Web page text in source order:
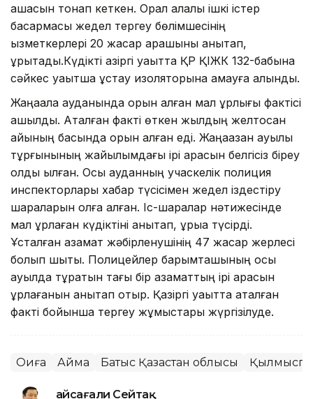
ақшасын тонап кеткен. Орал қалалық ішкі істер
басқармасы жедел тергеу бөлімшесінің
қызметкерлері 20 жасар қарақшыны анықтап,
құрықтады.Күдікті қазіргі уақытта ҚР ҚІЖК 132-бабына
сәйкес уақытша ұстау изоляторына қамауға алынды.
Жаңақала ауданында орын алған мал ұрлығы фактісі
ашылды. Аталған факті өткен жылдың желтоқсан
айының басында орын алған еді. Жаңақазан ауылы
тұрғынының жайылымдағы ірі қарасын белгісіз біреу
қолды қылған. Осы ауданның учаскелік полиция
инспекторлары хабар түсісімен жедел іздестіру
шараларын қолға алған. Іс-шаралар нәтижесінде
мал ұрлаған күдіктіні анықтап, құрыққа түсірді.
Ұсталған азамат жәбірленушінің 47 жасар жерлесі
болып шықты. Полицейлер барымташының осы
ауылда тұратын тағы бір азаматтың ірі қарасын
ұрлағанын анықтап отыр. Қазіргі уақытта аталған
факті бойынша тергеу жұмыстары жүргізілуде.
Оқиға Аймақ Батыс Қазақстан облысы
Ғайсағали Сейтақ